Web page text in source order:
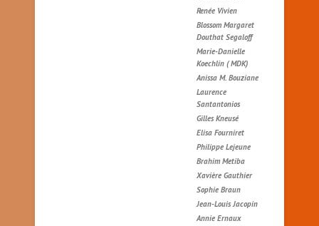
Renée Vivien
Blossom Margaret
Douthat Segaloff
Marie-Danielle
Koechlin ( MDK)
Anissa M. Bouziane
Laurence
Santantonios
Gilles Kneusé
Elisa Fourniret
Philippe Lejeune
Brahim Metiba
Xavière Gauthier
Sophie Braun
Jean-Louis Jacopin
Annie Ernaux